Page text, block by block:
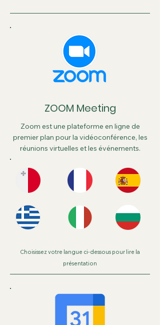
ZOOM Meeting
Zoom est une plateforme en ligne de
premier plan pour la vidéoconférence, les
réunions virtuelles et les événements.
Choisissez votre langue ci-dessous pour lire la
présentation